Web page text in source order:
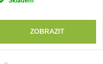
ZOBRAZIT